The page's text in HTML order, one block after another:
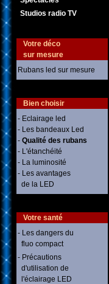
Studios radio TV
Votre déco
sur mesure
Rubans led sur mesure
Bien choisir
- Eclairage led
- Les bandeaux Led
- Qualité des rubans
- L'étanchéité
- La luminosité
- Les avantages
de la LED
Votre santé
- Les dangers du
fluo compact
- Précautions
d'utilisation de
l'éclairage LED